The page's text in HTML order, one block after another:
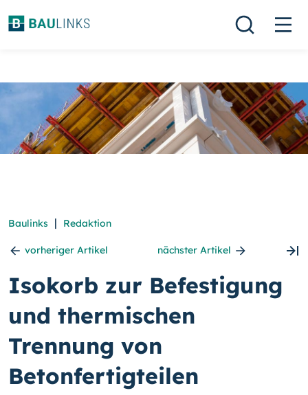
Baulinks | Redaktion
vorheriger Artikel nächster Artikel
Isokorb zur Befestigung
und thermischen
Trennung von
Betonfertigteilen